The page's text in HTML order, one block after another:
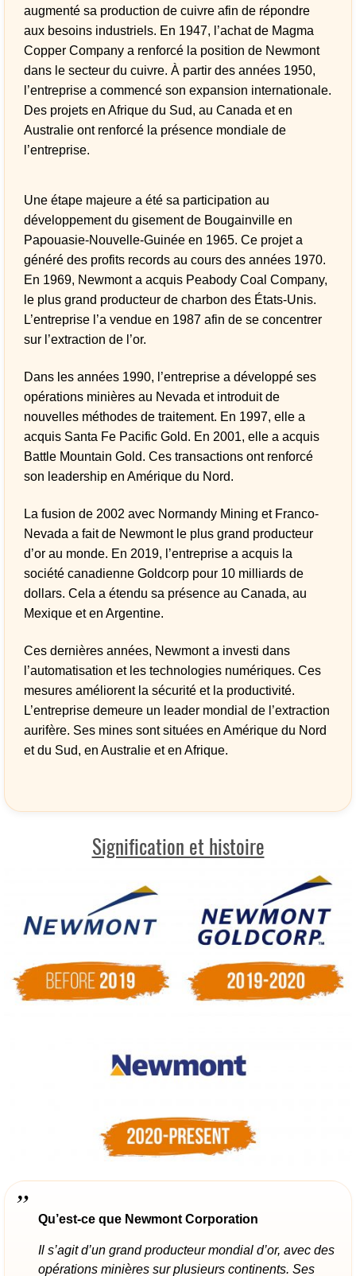
augmenté sa production de cuivre afin de répondre
aux besoins industriels. En 1947, l’achat de Magma
Copper Company a renforcé la position de Newmont
dans le secteur du cuivre. À partir des années 1950,
l’entreprise a commencé son expansion internationale.
Des projets en Afrique du Sud, au Canada et en
Australie ont renforcé la présence mondiale de
l’entreprise.
Une étape majeure a été sa participation au
développement du gisement de Bougainville en
Papouasie-Nouvelle-Guinée en 1965. Ce projet a
généré des profits records au cours des années 1970.
En 1969, Newmont a acquis Peabody Coal Company,
le plus grand producteur de charbon des États-Unis.
L’entreprise l’a vendue en 1987 afin de se concentrer
sur l’extraction de l’or.
Dans les années 1990, l’entreprise a développé ses
opérations minières au Nevada et introduit de
nouvelles méthodes de traitement. En 1997, elle a
acquis Santa Fe Pacific Gold. En 2001, elle a acquis
Battle Mountain Gold. Ces transactions ont renforcé
son leadership en Amérique du Nord.
La fusion de 2002 avec Normandy Mining et Franco-
Nevada a fait de Newmont le plus grand producteur
d’or au monde. En 2019, l’entreprise a acquis la
société canadienne Goldcorp pour 10 milliards de
dollars. Cela a étendu sa présence au Canada, au
Mexique et en Argentine.
Ces dernières années, Newmont a investi dans
l’automatisation et les technologies numériques. Ces
mesures améliorent la sécurité et la productivité.
L’entreprise demeure un leader mondial de l’extraction
aurifère. Ses mines sont situées en Amérique du Nord
et du Sud, en Australie et en Afrique.
Signification et histoire
Qu’est-ce que Newmont Corporation
Il s’agit d’un grand producteur mondial d’or, avec des
opérations minières sur plusieurs continents. Ses